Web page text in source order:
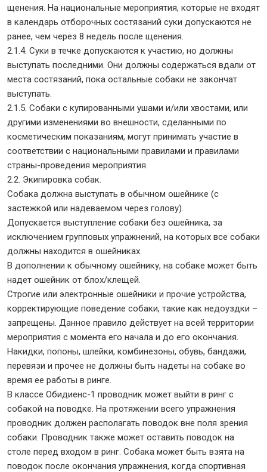
щенения. На национальные мероприятия, которые не входят
в календарь отборочных состязаний суки допускаются не
ранее, чем через 8 недель после щенения.
2.1.4. Суки в течке допускаются к участию, но должны
выступать последними. Они должны содержаться вдали от
места состязаний, пока остальные собаки не закончат
выступать.
2.1.5. Собаки с купированными ушами и/или хвостами, или
другими изменениями во внешности, сделанными по
косметическим показаниям, могут принимать участие в
соответствии с национальными правилами и правилами
страны-проведения мероприятия.
2.2. Экипировка собак.
Собака должна выступать в обычном ошейнике (с
застежкой или надеваемом через голову).
Допускается выступление собаки без ошейника, за
исключением групповых упражнений, на которых все собаки
должны находится в ошейниках.
В дополнении к обычному ошейнику, на собаке может быть
надет ошейник от блох/клещей.
Строгие или электронные ошейники и прочие устройства,
корректирующие поведение собаки, такие как недоуздки –
запрещены. Данное правило действует на всей территории
мероприятия с момента его начала и до его окончания.
Накидки, попоны, шлейки, комбинезоны, обувь, бандажи,
перевязи и прочее не должны быть надеты на собаке во
время ее работы в ринге.
В классе Обидиенс-1 проводник может выйти в ринг с
собакой на поводке. На протяжении всего упражнения
проводник должен располагать поводок вне поля зрения
собаки. Проводник также может оставить поводок на
столе перед входом в ринг. Собака может быть взята на
поводок после окончания упражнения, когда спортивная